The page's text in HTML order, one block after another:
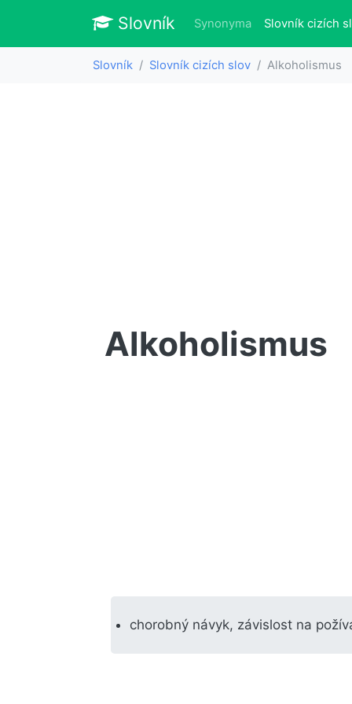
Slovník Slovník
Synonyma Slovník cizích
Slovník Slovník cizích slov Alkoholismus
Alkoholismus
chorobný návyk, závislost na